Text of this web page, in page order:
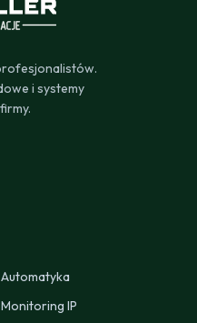
i systemy
Automatyka
Monitoring IP